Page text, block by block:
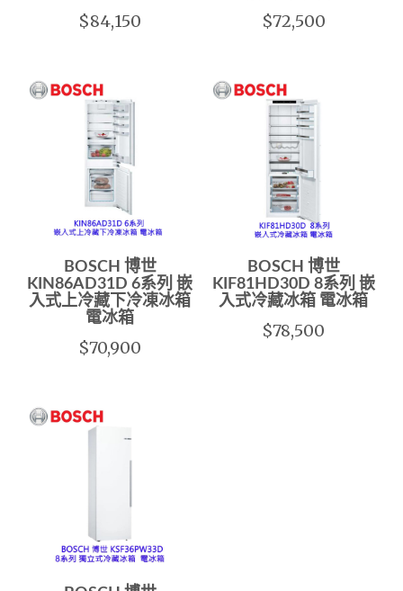
$84,150 $72,500
BOSCH 博世
KIN86AD31D 6系列 嵌
入式上冷藏下冷凍冰箱
電冰箱
$70,900
BOSCH 博世
KIF81HD30D 8系列 嵌
入式冷藏冰箱 電冰箱
$78,500